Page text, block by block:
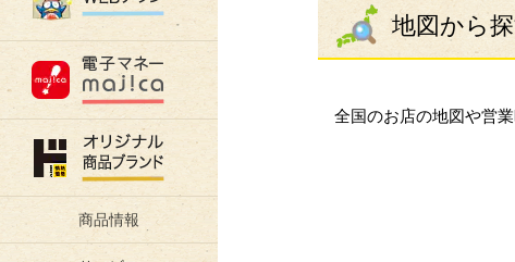
商品情報
地図から
全国のお店の地図や営